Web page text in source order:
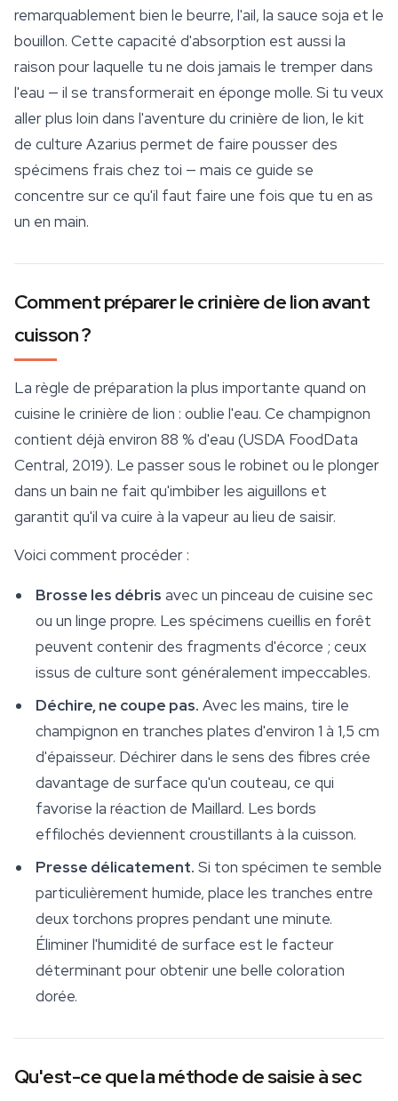
remarquablement bien le beurre, l'ail, la sauce soja et le
bouillon. Cette capacité d'absorption est aussi la
raison pour laquelle tu ne dois jamais le tremper dans
l'eau — il se transformerait en éponge molle. Si tu veux
aller plus loin dans l'aventure du crinière de lion, le kit
de culture Azarius permet de faire pousser des
spécimens frais chez toi — mais ce guide se
concentre sur ce qu'il faut faire une fois que tu en as
un en main.
Comment préparer le crinière de lion avant
cuisson ?
La règle de préparation la plus importante quand on
cuisine le crinière de lion : oublie l'eau. Ce champignon
contient déjà environ 88 % d'eau (USDA FoodData
Central, 2019). Le passer sous le robinet ou le plonger
dans un bain ne fait qu'imbiber les aiguillons et
garantit qu'il va cuire à la vapeur au lieu de saisir.
Voici comment procéder :
Brosse les débris avec un pinceau de cuisine sec
ou un linge propre. Les spécimens cueillis en forêt
peuvent contenir des fragments d'écorce ; ceux
issus de culture sont généralement impeccables.
Déchire, ne coupe pas. Avec les mains, tire le
champignon en tranches plates d'environ 1 à 1,5 cm
d'épaisseur. Déchirer dans le sens des fibres crée
davantage de surface qu'un couteau, ce qui
favorise la réaction de Maillard. Les bords
effilochés deviennent croustillants à la cuisson.
Presse délicatement. Si ton spécimen te semble
particulièrement humide, place les tranches entre
deux torchons propres pendant une minute.
Éliminer l'humidité de surface est le facteur
déterminant pour obtenir une belle coloration
dorée.
Qu'est-ce que la méthode de saisie à sec